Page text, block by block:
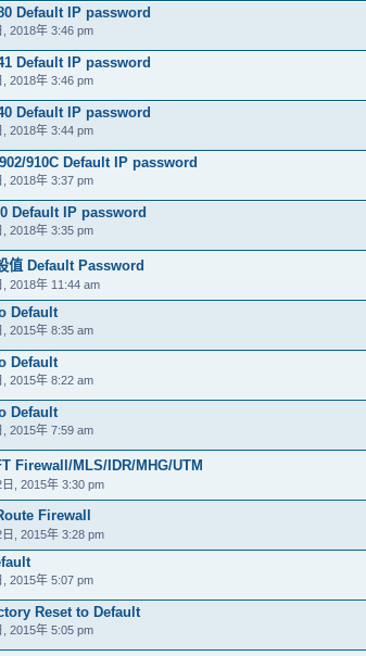
Default IP password
2018年 3:46 pm
Default IP password
2018年 3:46 pm
Default IP password
2018年 3:44 pm
910C Default IP password
2018年 3:37 pm
Default IP password
2018年 3:35 pm
值 Default Password
2018年 11:44 am
Default
2015年 8:35 am
Default
2015年 8:22 am
Default
2015年 7:59 am
Firewall/MLS/IDR/MHG/UTM
, 2015年 3:30 pm
Firewall
, 2015年 3:28 pm
2015年 5:07 pm
Reset to Default
2015年 5:05 pm